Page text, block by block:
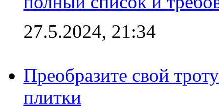
27.5.2024, 21:34
Преобразите свой
плитки